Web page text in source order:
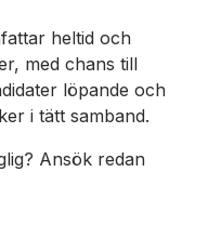
heltid och
med chans till
löpande och
i tätt samband.
Ansök redan